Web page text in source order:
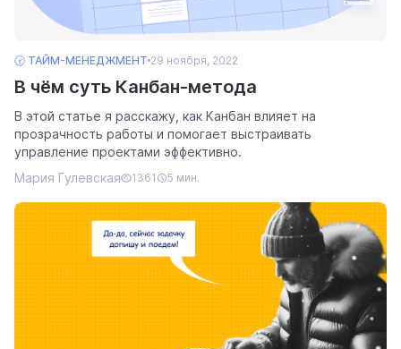
🕝 ТАЙМ-МЕНЕДЖМЕНТ 29 ноября, 2022
В чём суть Канбан-метода
В этой статье я расскажу, как Канбан влияет на
прозрачность работы и помогает выстраивать
управление проектами эффективно.
Мария Гулевская
1361 5 мин.